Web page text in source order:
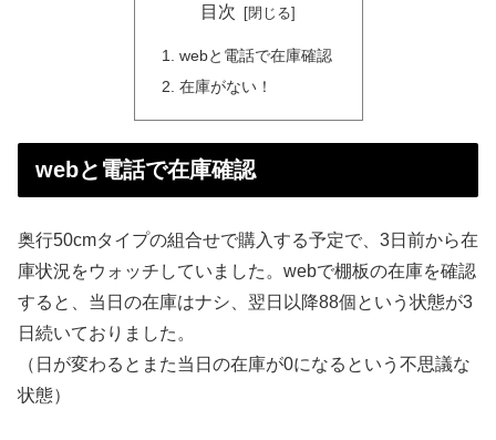
目次
webと電話で在庫確認
在庫がない！
webと電話で在庫確認
奥行50cmタイプの組合せで購入する予定で、3日前から在
庫状況をウォッチしていました。webで棚板の在庫を確認
すると、当日の在庫はナシ、翌日以降88個という状態が3
日続いておりました。
（日が変わるとまた当日の在庫が0になるという不思議な
状態）